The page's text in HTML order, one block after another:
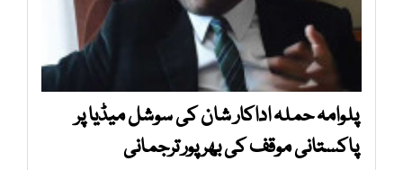
پلوامہ حملہ اداکار شان کی سوشل میڈیا پر
پاکستانی موقف کی بھرپور ترجمانی